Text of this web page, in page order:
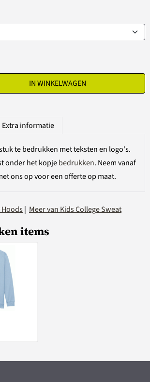
IN WINKELWAGEN
Extra informatie
te bedrukken met teksten en logo's.
onder het kopjebedrukken. Neem vanaf
ons op voor een offerte op maat.
Hoods| Meer van Kids College Sweat
items